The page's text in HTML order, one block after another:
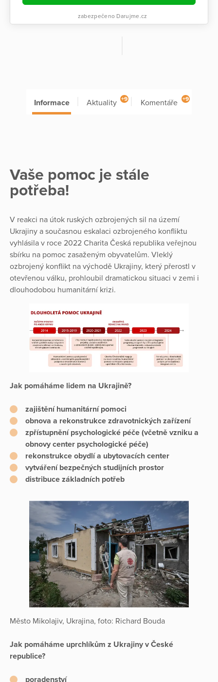
zabezpečeno Darujme.cz
Informace Aktuality +9 Komentáře +9
Vaše pomoc je stále
potřeba!
V reakci na útok ruských ozbrojených sil na území
Ukrajiny a současnou eskalaci ozbrojeného konfliktu
vyhlásila v roce 2022 Charita Česká republika veřejnou
sbírku na pomoc zasaženým obyvatelům. Vleklý
ozbrojený konflikt na východě Ukrajiny, který přerostl v
otevřenou válku, prohloubil dramatickou situaci v zemi i
dlouhodobou humanitární krizi.
Jak pomáháme lidem na Ukrajině?
zajištění humanitární pomoci
obnova a rekonstrukce zdravotnických zařízení
zpřístupnění psychologické péče (včetně vzniku a
obnovy center psychologické péče)
rekonstrukce obydlí a ubytovacích center
vytváření bezpečných studijních prostor
distribuce základních potřeb
Město Mikolajiv, Ukrajina, foto: Richard Bouda
Jak pomáháme uprchlíkům z Ukrajiny v České
republice?
poradenství